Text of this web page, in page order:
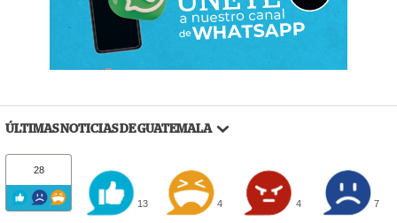
ÚLTIMAS NOTICIAS DE GUATEMALA
28
13 4 4 7